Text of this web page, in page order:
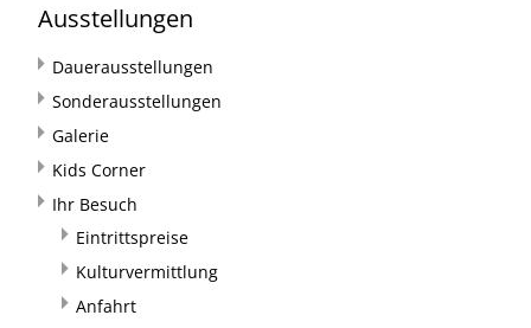
Ausstellungen
Dauerausstellungen
Sonderausstellungen
Galerie
Kids Corner
Ihr Besuch
Eintrittspreise
Kulturvermittlung
Anfahrt